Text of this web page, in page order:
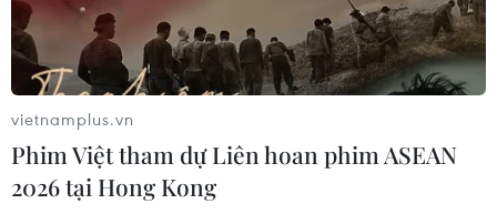
phục vụ người dân trong mùa Hè
nắng nóng
06/08/2026 03:02
Bất chấp nắng nóng kỷ lục, du khách
châu Á vẫn đổ sang châu Âu
vietnamplus.vn
Phim Việt tham dự Liên hoan phim ASEAN
2026 tại Hong Kong